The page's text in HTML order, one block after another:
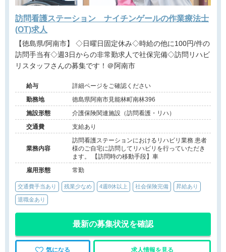
訪問看護ステーション ナイチンゲールの作業療法士
(OT)求人
【徳島県/阿南市】 ◇日曜日固定休み◇時給の他に100円/件の
訪問手当有◇週3日からの非常勤求人で社保完備◇訪問リハビ
リスタッフさんの募集です！＠阿南市
給与
詳細ページをご確認ください
勤務地
徳島県阿南市見能林町南林396
施設形態
介護保険関連施設（訪問看護・リハ）
交通費
支給あり
業務内容
訪問看護ステーションにおけるリハビリ業務 患者
様のご自宅に訪問してリハビリを行っていただき
ます。 【訪問時の移動手段】車
雇用形態
常勤
交通費手当あり 残業少なめ 4週8休以上 社会保険完備 昇給あり
退職金あり
最新の募集状況を確認
気になる 求人情報を見る